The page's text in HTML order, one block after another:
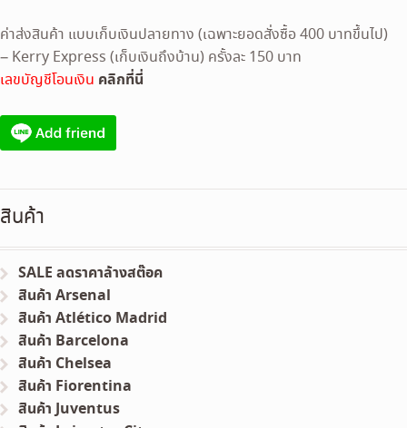
ค่าส่งสินค้า แบบเก็บเงินปลายทาง (เฉพาะยอดสั่งซื้อ 400 บาทขึ้นไป)
– Kerry Express (เก็บเงินถึงบ้าน) ครั้งละ 150 บาท
เลขบัญชีโอนเงิน คลิกที่นี่
สินค้า
SALE ลดราคาล้างสต๊อค
สินค้า Arsenal
สินค้า Atlético Madrid
สินค้า Barcelona
สินค้า Chelsea
สินค้า Fiorentina
สินค้า Juventus